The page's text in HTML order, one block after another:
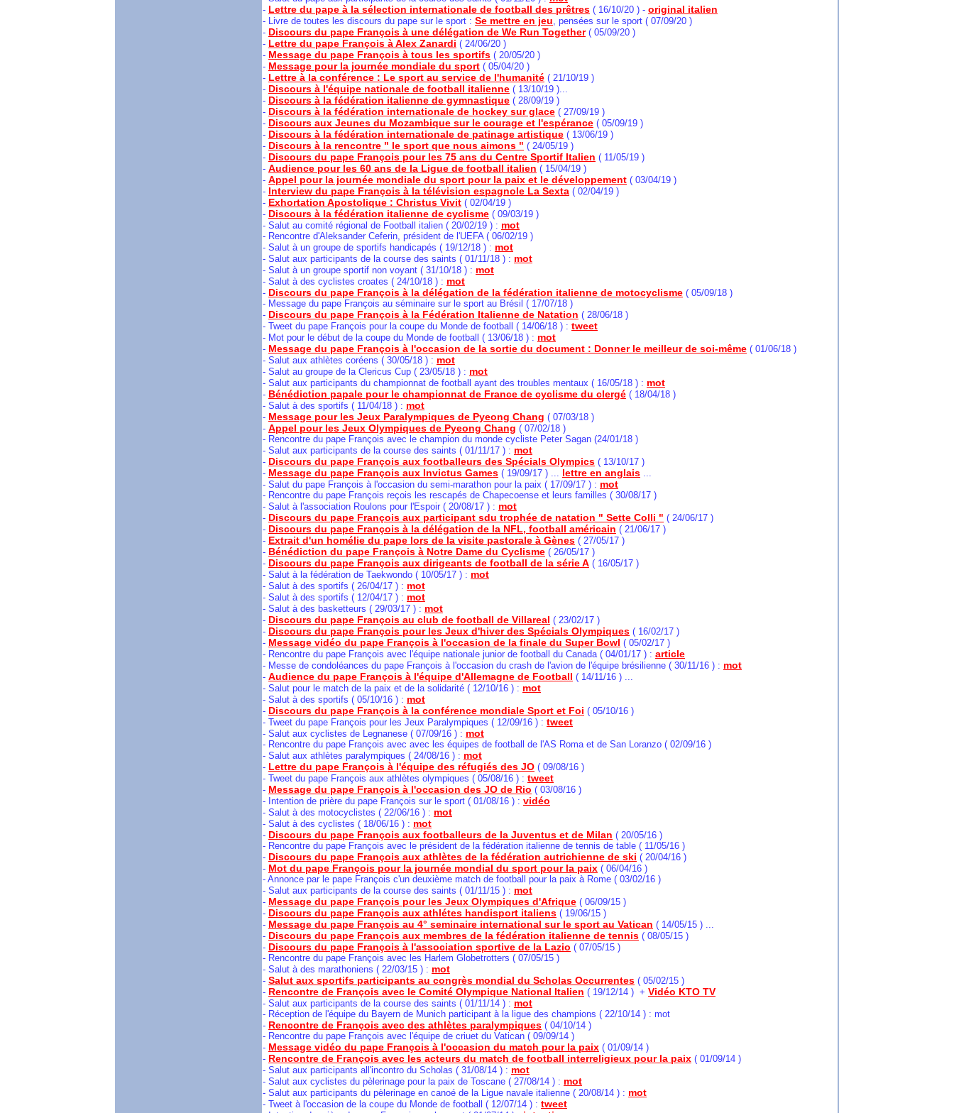
- Lettre du pape à la sélection internationale de football des prêtres ( 16/10/20 ) - original italien
- Livre de toutes les discours du pape sur le sport : Se mettre en jeu, pensées sur le sport ( 07/09/20 )
- Discours du pape François à une délégation de We Run Together( 05/09/20 )
- Lettre du pape François à Alex Zanardi ( 24/06/20 )
- Message du pape François à tous les sportifs ( 20/05/20 )
- Message pour la journée mondiale du sport ( 05/04/20 )
- Lettre à la conférence : Le sport au service de l'humanité ( 21/10/19 )
- Discours à l'équipe nationale de football italienne ( 13/10/19 )...
- Discours à la fédération italienne de gymnastique ( 28/09/19 )
- Discours à la fédération internationale de hockey sur glace ( 27/09/19 )
- Discours aux Jeunes du Mozambique sur le courage et l'espérance ( 05/09/19 )
- Discours à la fédération internationale de patinage artistique ( 13/06/19 )
- Discours à la rencontre " le sport que nous aimons " ( 24/05/19 )
- Discours du pape François pour les 75 ans du Centre Sportif Italien ( 11/05/19 )
- Audience pour les 60 ans de la Ligue de football italien ( 15/04/19 )
- Appel pour la journée mondiale du sport pour la paix et le développement ( 03/04/19 )
- Interview du pape François à la télévision espagnole La Sexta ( 02/04/19 )
- Exhortation Apostolique : Christus Vivit ( 02/04/19 )
- Discours à la fédération italienne de cyclisme ( 09/03/19 )
- Salut au comité régional de Football italien ( 20/02/19 ) : mot
- Rencontre d'Aleksander Ceferin, président de l'UEFA ( 06/02/19 )
- Salut à un groupe de sportifs handicapés ( 19/12/18 ) : mot
- Salut aux participants de la course des saints ( 01/11/18 ) : mot
- Salut à un groupe sportif non voyant ( 31/10/18 ) : mot
- Salut à des cyclistes croates ( 24/10/18 ) : mot
- Discours du pape François à la délégation de la fédération italienne de motocyclisme ( 05/09/18 )
- Message du pape François au séminaire sur le sport au Brésil ( 17/07/18 )
- Discours du pape François à la Fédération Italienne de Natation ( 28/06/18 )
- Tweet du pape François pour la coupe du Monde de football ( 14/06/18 ) : tweet
- Mot pour le début de la coupe du Monde de football ( 13/06/18 ) : mot
- Message du pape François à l'occasion de la sortie du document : Donner le meilleur de soi-même ( 01/06/18 )
- Salut aux athlètes coréens ( 30/05/18 ) : mot
- Salut au groupe de la Clericus Cup ( 23/05/18 ) : mot
- Salut aux participants du championnat de football ayant des troubles mentaux ( 16/05/18 ) : mot
- Bénédiction papale pour le championnat de France de cyclisme du clergé ( 18/04/18 )
- Salut à des sportifs ( 11/04/18 ) : mot
- Message pour les Jeux Paralympiques de Pyeong Chang ( 07/03/18 )
- Appel pour les Jeux Olympiques de Pyeong Chang ( 07/02/18 )
- Rencontre du pape François avec le champion du monde cycliste Peter Sagan (24/01/18 )
- Salut aux participants de la course des saints ( 01/11/17 ) : mot
- Discours du pape François aux footballeurs des Spécials Olympics ( 13/10/17 )
- Message du pape François aux Invictus Games ( 19/09/17 ) ... lettre en anglais ...
- Salut du pape François à l'occasion du semi-marathon pour la paix ( 17/09/17 ) : mot
- Rencontre du pape François reçois les rescapés de Chapecoense et leurs familles ( 30/08/17 )
- Salut à l'association Roulons pour l'Espoir ( 20/08/17 ) : mot
- Discours du pape François aux participant sdu trophée de natation " Sette Colli " ( 24/06/17 )
- Discours du pape François à la délégation de la NFL, football américain ( 21/06/17 )
- Extrait d'un homélie du pape lors de la visite pastorale à Gènes ( 27/05/17 )
- Bénédiction du pape François à Notre Dame du Cyclisme ( 26/05/17 )
- Discours du pape François aux dirigeants de football de la série A ( 16/05/17 )
- Salut à la fédération de Taekwondo ( 10/05/17 ) : mot
- Salut à des sportifs ( 26/04/17 ) : mot
- Salut à des sportifs ( 12/04/17 ) : mot
- Salut à des basketteurs ( 29/03/17 ) : mot
- Discours du pape François au club de football de Villareal ( 23/02/17 )
- Discours du pape François pour les Jeux d'hiver des Spécials Olympiques ( 16/02/17 )
- Message vidéo du pape François à l'occasion de la finale du Super Bowl ( 05/02/17 )
- Rencontre du pape François avec l'équipe nationale junior de football du Canada ( 04/01/17 ) : article
- Messe de condoléances du pape François à l'occasion du crash de l'avion de l'équipe brésilienne ( 30/11/16 ) : mot
- Audience du pape François à l'équipe d'Allemagne de Football ( 14/11/16 ) ...
- Salut pour le match de la paix et de la solidarité ( 12/10/16 ) : mot
- Salut à des sportifs ( 05/10/16 ) : mot
- Discours du pape François à la conférence mondiale Sport et Foi ( 05/10/16 )
- Tweet du pape François pour les Jeux Paralympiques ( 12/09/16 ) : tweet
- Salut aux cyclistes de Legnanese ( 07/09/16 ) : mot
- Rencontre du pape François avec avec les équipes de football de l'AS Roma et de San Loranzo ( 02/09/16 )
- Salut aux athlètes paralympiques ( 24/08/16 ) : mot
- Lettre du pape François à l'équipe des réfugiés des JO ( 09/08/16 )
- Tweet du pape François aux athlètes olympiques ( 05/08/16 ) : tweet
- Message du pape François à l'occasion des JO de Rio ( 03/08/16 )
- Intention de prière du pape François sur le sport ( 01/08/16 ) : vidéo
- Salut à des motocyclistes ( 22/06/16 ) : mot
- Salut à des cyclistes ( 18/06/16 ) : mot
- Discours du pape François aux footballeurs de la Juventus et de Milan ( 20/05/16 )
- Rencontre du pape François avec le président de la fédération italienne de tennis de table ( 11/05/16 )
- Discours du pape François aux athlètes de la fédération autrichienne de ski ( 20/04/16 )
- Mot du pape François pour la journée mondial du sport pour la paix ( 06/04/16 )
- Annonce par le pape François c'un deuxième match de football pour la paix à Rome ( 03/02/16 )
- Salut aux participants de la course des saints ( 01/11/15 ) : mot
- Message du pape François pour les Jeux Olympiques d'Afrique ( 06/09/15 )
- Discours du pape François aux athlétes handisport italiens ( 19/06/15 )
- Message du pape François au 4° seminaire international sur le sport au Vatican ( 14/05/15 ) ...
- Discours du pape François aux membres de la fédération italienne de tennis ( 08/05/15 )
- Discours du pape François à l'association sportive de la Lazio ( 07/05/15 )
- Rencontre du pape François avec les Harlem Globetrotters ( 07/05/15 )
- Salut à des marathoniens ( 22/03/15 ) : mot
- Salut aux sportifs participants au congrès mondial du Scholas Occurrentes ( 05/02/15 )
- Rencontre de François avec le Comité Olympique National Italien ( 19/12/14 ) + Vidéo KTO TV
- Salut aux participants de la course des saints ( 01/11/14 ) : mot
- Réception de l'équipe du Bayern de Munich participant à la ligue des champions ( 22/10/14 ) : mot
- Rencontre de François avec des athlètes paralympiques ( 04/10/14 )
- Rencontre du pape François avec l'équipe de criuet du Vatican ( 09/09/14 )
- Message vidéo du pape François à l'occasion du match pour la paix ( 01/09/14 )
- Rencontre de François avec les acteurs du match de football interreligieux pour la paix ( 01/09/14 )
- Salut aux participants all'incontro du Scholas ( 31/08/14 ) : mot
- Salut aux cyclistes du pèlerinage pour la paix de Toscane ( 27/08/14 ) : mot
- Salut aux participants du pèlerinage en canoé de la Ligue navale italienne ( 20/08/14 ) : mot
- Tweet à l'occasion de la coupe du Monde de football ( 12/07/14 ) : tweet